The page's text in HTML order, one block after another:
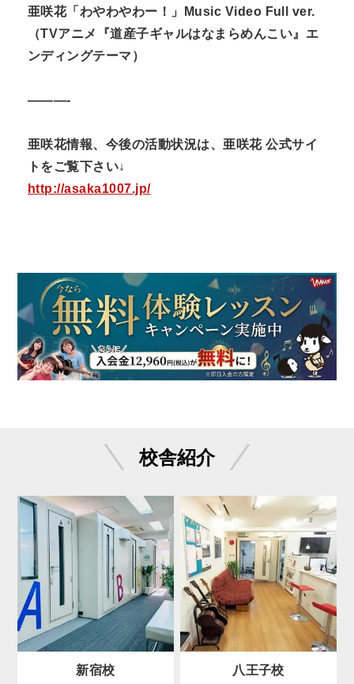
亜咲花「わやわやわー！」Music Video Full ver.
（TVアニメ『道産子ギャルはなまらめんこい』エ
ンディングテーマ）
———-
亜咲花情報、今後の活動状況は、亜咲花 公式サイ
トをご覧下さい↓
http://asaka1007.jp/
校舎紹介
新宿校 八王子校